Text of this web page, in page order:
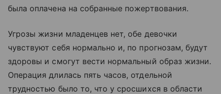
была оплачена на собранные пожертвования.
Угрозы жизни младенцев нет, обе девочки
чувствуют себя нормально и, по прогнозам, будут
здоровы и смогут вести нормальный образ жизни.
Операция длилась пять часов, отдельной
трудностью было то, что у сросшихся в области